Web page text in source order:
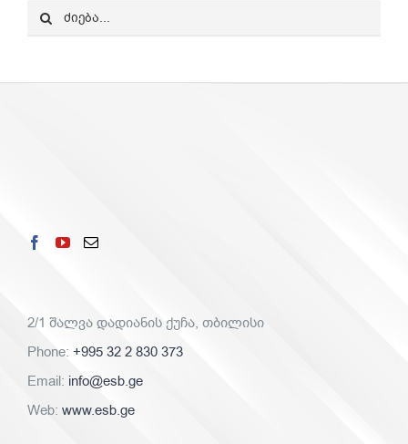
Search
2/1 შალვა დადიანის ქუჩა, თბილისი
Phone: +995 32 2 830 373
Email: info@esb.ge
Web: www.esb.ge